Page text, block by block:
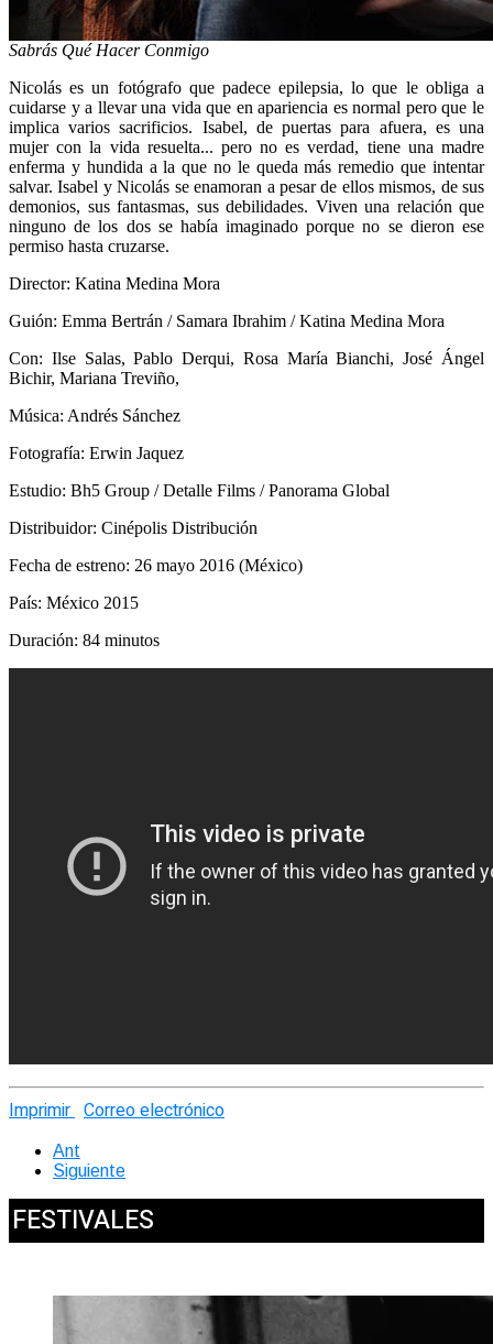
Sabrás Qué Hacer Conmigo
Nicolás es un fotógrafo que padece epilepsia, lo que le obliga a
cuidarse y a llevar una vida que en apariencia es normal pero que le
implica varios sacrificios. Isabel, de puertas para afuera, es una
mujer con la vida resuelta... pero no es verdad, tiene una madre
enferma y hundida a la que no le queda más remedio que intentar
salvar. Isabel y Nicolás se enamoran a pesar de ellos mismos, de sus
demonios, sus fantasmas, sus debilidades. Viven una relación que
ninguno de los dos se había imaginado porque no se dieron ese
permiso hasta cruzarse.
Director: Katina Medina Mora
Guión: Emma Bertrán / Samara Ibrahim / Katina Medina Mora
Con: Ilse Salas, Pablo Derqui, Rosa María Bianchi, José Ángel
Bichir, Mariana Treviño,
Música: Andrés Sánchez
Fotografía: Erwin Jaquez
Estudio: Bh5 Group / Detalle Films / Panorama Global
Distribuidor: Cinépolis Distribución
Fecha de estreno: 26 mayo 2016 (México)
País: México 2015
Duración: 84 minutos
Imprimir Correo electrónico
Ant
Siguiente
FESTIVALES